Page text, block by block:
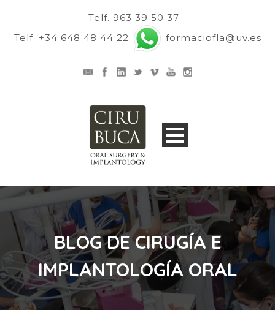
Telf. 963 39 50 37 -
Telf. +34 648 48 44 22
formaciofla@uv.es
BLOG DE CIRUGÍA E
IMPLANTOLOGÍA ORAL